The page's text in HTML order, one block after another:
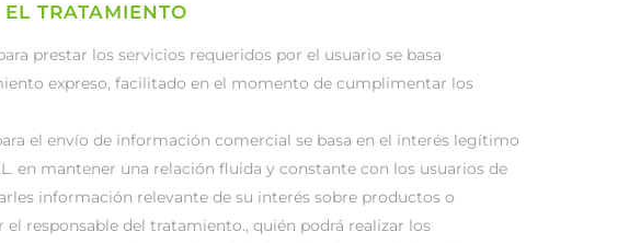
TRATAMIENTO
prestar los servicios requeridos por el usuario se basa
expreso, facilitado en el momento de cumplimentar los
el envío de información comercial se basa en el interés legítimo
en mantener una relación fluida y constante con los usuarios de
información relevante de su interés sobre productos o
responsable del tratamiento., quién podrá realizar los